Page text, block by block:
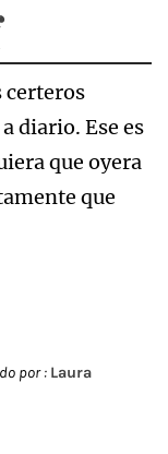
certeros
diario. Ese es
que oyera
que
por : Laura